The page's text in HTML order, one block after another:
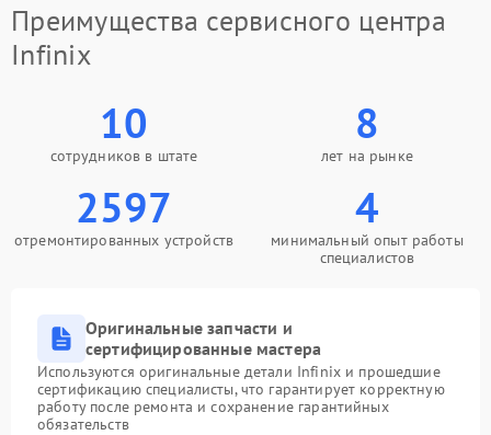
Преимущества сервисного центра
Infinix
10
сотрудников в штате
8
лет на рынке
2597
отремонтированных устройств
4
минимальный опыт работы
специалистов
Оригинальные запчасти и
сертифицированные мастера
Используются оригинальные детали Infinix и прошедшие
сертификацию специалисты, что гарантирует корректную
работу после ремонта и сохранение гарантийных
обязательств